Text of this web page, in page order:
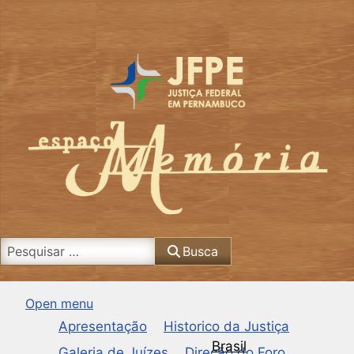
Busca
Open menu
Apresentação
Historico da Justiça
Brasil